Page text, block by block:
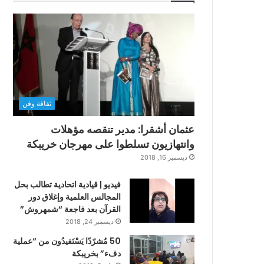
ثقافة وفن
عثمان أشقرا: مدير تنقصه مؤهلات
وانتهازيون تسلطوا على مهرجان خريبكة
ديسمبر 16, 2018
فيديو | قيادية اتحادية تطالب بحل
المجالس العلمية وإغلاق دور
القرآن بعد فاجعة “شمهروش”
ديسمبر 24, 2018
50 مُشرّدًا يَسْتَفيدُون من “عملية
دفء” بخريبكة